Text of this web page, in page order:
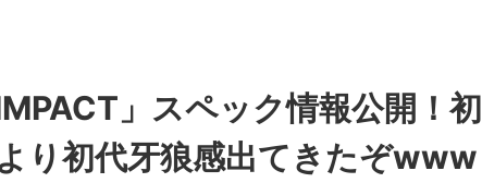
」スペック情報公開！初
り初代牙狼感出てきたぞwww